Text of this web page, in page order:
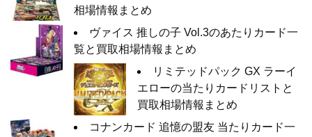
相場情報まとめ
ヴァイス 推しの子 Vol.3のあたりカード一
覧と買取相場情報まとめ
リミテッドパック GX ラーイ
エローの当たりカードリストと
買取相場情報まとめ
コナンカード 追憶の盟友 当たりカード一